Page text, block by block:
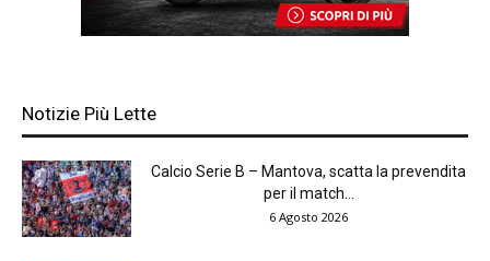
Notizie Più Lette
Calcio Serie B – Mantova, scatta la prevendita
per il match...
6 Agosto 2026